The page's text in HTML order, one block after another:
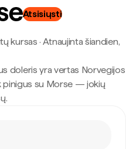
Atsisiųsti
kursas · Atnaujinta šiandien,
doleris yra vertas Norvegijos
pinigus su Morse — jokių